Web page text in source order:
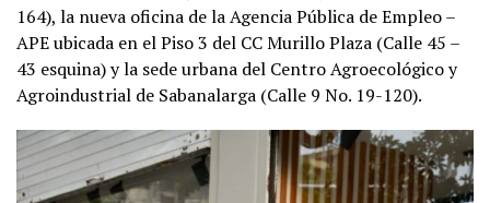
164), la nueva oficina de la Agencia Pública de Empleo –
APE ubicada en el Piso 3 del CC Murillo Plaza (Calle 45 –
43 esquina) y la sede urbana del Centro Agroecológico y
Agroindustrial de Sabanalarga (Calle 9 No. 19-120).